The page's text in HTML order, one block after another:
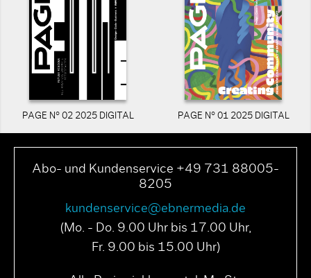
PAGE N° 02 2025 DIGITAL PAGE N° 01 2025 DIGITAL
Abo- und Kundenservice +49 731 88005-
8205
kundenservice@ebnermedia.de
(Mo. - Do. 9.00 Uhr bis 17.00 Uhr,
Fr. 9.00 bis 15.00 Uhr)